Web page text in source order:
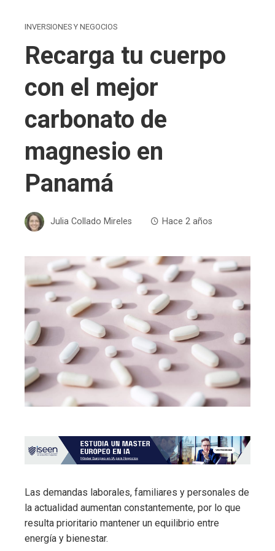
INVERSIONES Y NEGOCIOS
Recarga tu cuerpo
con el mejor
carbonato de
magnesio en
Panamá
Julia Collado Mireles Hace 2 años
Las demandas laborales, familiares y personales de
la actualidad aumentan constantemente, por lo que
resulta prioritario mantener un equilibrio entre
energía y bienestar.